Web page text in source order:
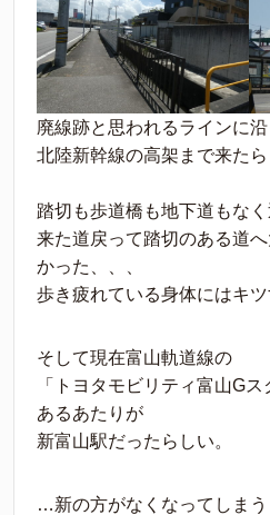
廃線跡と思われるラインに沿
北陸新幹線の高架まで来たら
踏切も歩道橋も地下道もなく
来た道戻って踏切のある道
かった、、、
歩き疲れている身体にはキ
そして現在富山軌道線の
「トヨタモビリティ富山G
あるあたりが
新富山駅だったらしい。
…新の方がなくなってしまう